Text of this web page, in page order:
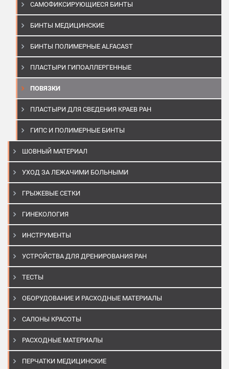
САМОФИКСИРУЮЩИЕСЯ БИНТЫ
БИНТЫ МЕДИЦИНСКИЕ
БИНТЫ ПОЛИМЕРНЫЕ ALFACAST
ПЛАСТЫРИ ГИПОАЛЛЕРГЕННЫЕ
ПОВЯЗКИ
ПЛАСТЫРИ ДЛЯ СВЕДЕНИЯ КРАЕВ РАН
ГИПС И ПОЛИМЕРНЫЕ БИНТЫ
ШОВНЫЙ МАТЕРИАЛ
УХОД ЗА ЛЕЖАЧИМИ БОЛЬНЫМИ
ГРЫЖЕВЫЕ СЕТКИ
ГИНЕКОЛОГИЯ
ИНСТРУМЕНТЫ
УСТРОЙСТВА ДЛЯ ДРЕНИРОВАНИЯ РАН
ТЕСТЫ
ОБОРУДОВАНИЕ И РАСХОДНЫЕ МАТЕРИАЛЫ
САЛОНЫ КРАСОТЫ
РАСХОДНЫЕ МАТЕРИАЛЫ
ПЕРЧАТКИ МЕДИЦИНСКИЕ